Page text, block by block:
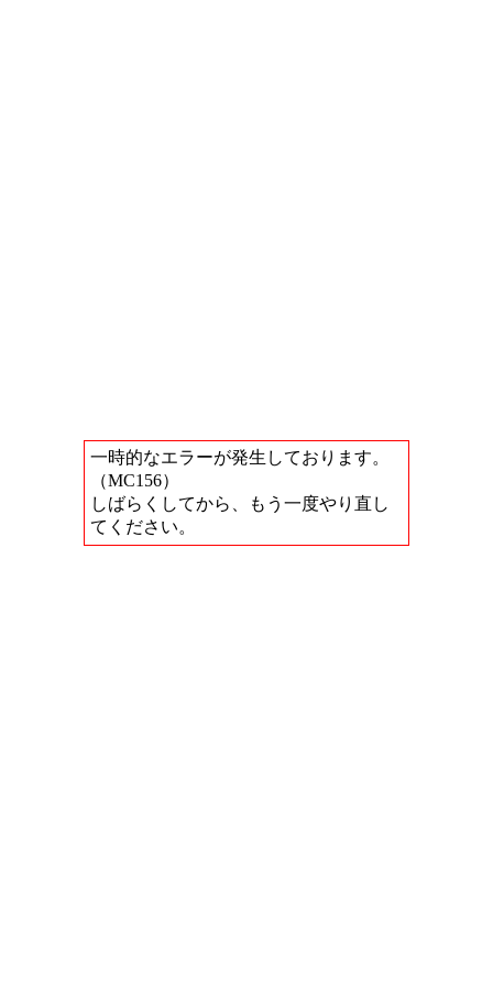
一時的なエラーが発生しております。
（MC156）
しばらくしてから、もう一度やり直し
てください。